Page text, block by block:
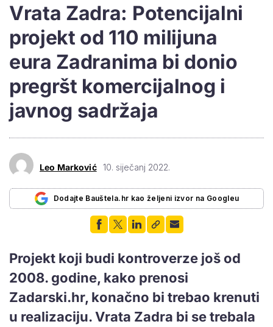
Vrata Zadra: Potencijalni
projekt od 110 milijuna
eura Zadranima bi donio
pregršt komercijalnog i
javnog sadržaja
Leo Marković 10. siječanj 2022.
Dodajte Bauštela.hr kao željeni izvor na Googleu
Projekt koji budi kontroverze još od
2008. godine, kako prenosi
Zadarski.hr, konačno bi trebao krenuti
u realizaciju. Vrata Zadra bi se trebala